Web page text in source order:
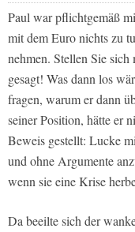
Paul war pflichtgemäß
mit dem Euro nichts zu
nehmen. Stellen Sie
gesagt! Was dann los
fragen, warum er dann
seiner Position, hätte er
Beweis gestellt: Lucke
und ohne Argumente
wenn sie eine Krise
Da beeilte sich der